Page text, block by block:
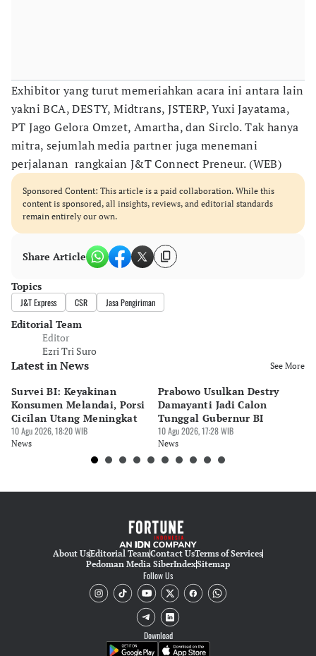
Exhibitor yang turut memeriahkan acara ini antara lain
yakni BCA, DESTY, Midtrans, JSTERP, Yuxi Jayatama,
PT Jago Gelora Omzet, Amartha, dan Sirclo. Tak hanya
mitra, sejumlah media partner juga menemani
perjalanan rangkaian J&T Connect Preneur. (WEB)
Sponsored Content: This article is a paid collaboration. While this
content is sponsored, all insights, reviews, and editorial standards
remain entirely our own.
Share Article
Topics
J&T Express CSR Jasa Pengiriman
Editorial Team
Editor
Ezri Tri Suro
Latest in News See More
Survei BI: Keyakinan
Konsumen Melandai, Porsi
Cicilan Utang Meningkat
10 Agu 2026, 18:20 WIB
News
Prabowo Usulkan Destry
Damayanti Jadi Calon
Tunggal Gubernur BI
10 Agu 2026, 17:28 WIB
News
About UsEditorial TeamContact UsTerms of Services
Pedoman Media SiberIndexSitemap
Follow Us
Download